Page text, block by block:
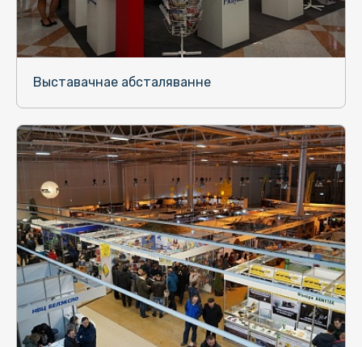
Выставачнае абсталяванне